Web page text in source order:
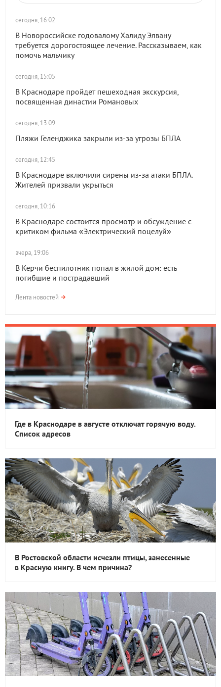
сегодня, 16:02
В Новороссийске годовалому Халиду Элвану
требуется дорогостоящее лечение. Рассказываем, как
помочь мальчику
сегодня, 15:05
В Краснодаре пройдет пешеходная экскурсия,
посвященная династии Романовых
сегодня, 13:09
Пляжи Геленджика закрыли из-за угрозы БПЛА
сегодня, 12:45
В Краснодаре включили сирены из-за атаки БПЛА.
Жителей призвали укрыться
сегодня, 10:16
В Краснодаре состоится просмотр и обсуждение с
критиком фильма «Электрический поцелуй»
вчера, 19:06
В Керчи беспилотник попал в жилой дом: есть
погибшие и пострадавший
Лента новостей
Где в Краснодаре в августе отключат горячую воду.
Список адресов
В Ростовской области исчезли птицы, занесенные
в Красную книгу. В чем причина?